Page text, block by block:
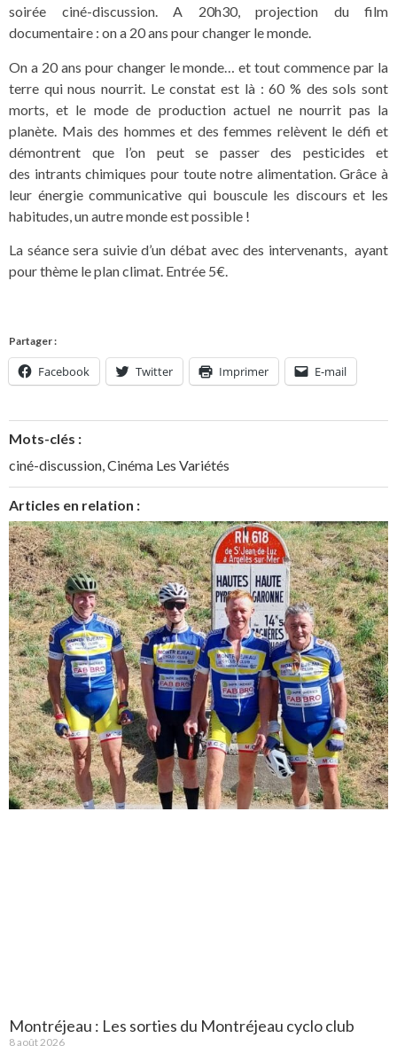
soirée ciné-discussion. A 20h30, projection du film
documentaire : on a 20 ans pour changer le monde.
On a 20 ans pour changer le monde… et tout commence par la
terre qui nous nourrit. Le constat est là : 60 % des sols sont
morts, et le mode de production actuel ne nourrit pas la
planète. Mais des hommes et des femmes relèvent le défi et
démontrent que l’on peut se passer des pesticides et
des intrants chimiques pour toute notre alimentation. Grâce à
leur énergie communicative qui bouscule les discours et les
habitudes, un autre monde est possible !
La séance sera suivie d’un débat avec des intervenants, ayant
pour thème le plan climat. Entrée 5€.
Partager :
Facebook Twitter Imprimer E-mail
Mots-clés :
ciné-discussion,Cinéma Les Variétés
Articles en relation :
Montréjeau : Les sorties du Montréjeau cyclo club
8 août 2026